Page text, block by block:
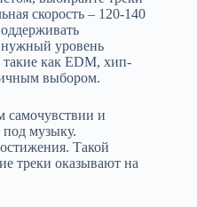
скорость – 120-140
нужный уровень
как EDM, хип-
выбором.
самочувствии и
под музыку.
Такой
треки оказывают на